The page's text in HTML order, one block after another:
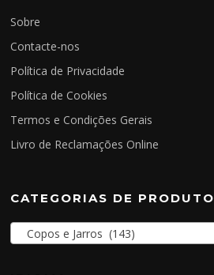
Sobre
Contacte-nos
Política de Privacidade
Política de Cookies
Termos e Condições Gerais
Livro de Reclamações Online
CATEGORIAS DE PRODUTO
Copos e Jarros (143)